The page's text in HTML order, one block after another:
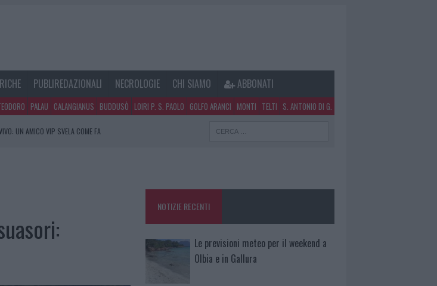
PUBLIREDAZIONALI NECROLOGIE CHI SIAMO ABBONATI
PALAU CALANGIANUS BUDDUSÒ LOIRI P. S. PAOLO GOLFO ARANCI MONTI TELTI S. ANTONIO DI G.
UN AMICO VIP SVELA COME FA
LA CASA E L’UFFICIO
NOTIZIE RECENTI
Le previsioni meteo per il weekend a
Olbia e in Gallura